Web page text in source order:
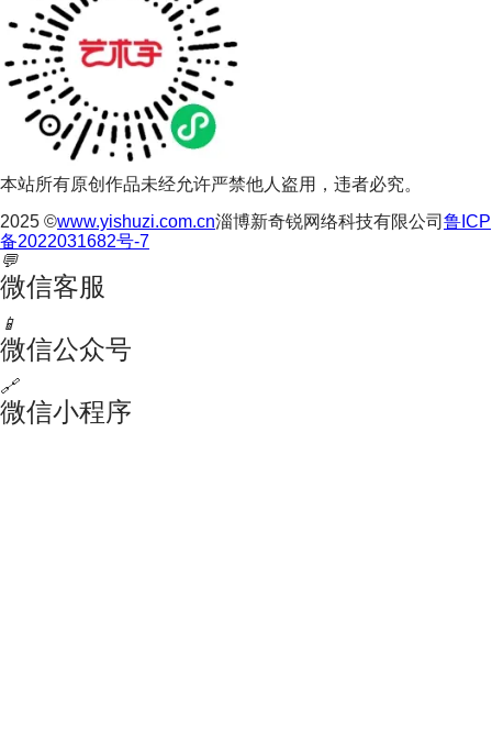
本站所有原创作品未经允许严禁他人盗用，违者必究。
2025 ©www.yishuzi.com.cn淄博新奇锐网络科技有限公司 鲁ICP
备2022031682号-7
💬
微信客服
📱
微信公众号
🔗
微信小程序